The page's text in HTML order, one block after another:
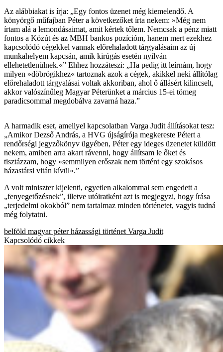
Az alábbiakat is írja: „Egy fontos üzenet még kiemelendő. A
könyörgő műfajban Péter a következőket írta nekem: »Még nem
írtam alá a lemondásaimat, amit kértek tőlem. Nemcsak a pénz miatt
fontos a Közút és az MBH bankos pozícióm, hanem mert ezekhez
kapcsolódó cégekkel vannak előrehaladott tárgyalásaim az új
munkahelyem kapcsán, amik kirúgás esetén nyilván
ellehetetlenülnek.«” Ehhez hozzáteszi: „Ha pedig itt leírnám, hogy
milyen »döbrögikhez« tartoznak azok a cégek, akikkel neki állítólag
előrehaladott tárgyalásai voltak akkoriban, ahol ő állásért kilincselt,
akkor valószínűleg Magyar Péterünket a március 15-ei tömeg
paradicsommal megdobálva zavarná haza.”
A harmadik eset, amellyel kapcsolatban Varga Judit állításokat tesz:
„Amikor Dezső András, a HVG újságírója megkereste Pétert a
rendőrségi jegyzőkönyv ügyében, Péter egy ideges üzenetet küldött
nekem, amiben arra akart rávenni, hogy állítsam le őket és
tisztázzam, hogy »semmilyen erőszak nem történt egy szokásos
házastársi vitán kívül«.”
A volt miniszter kijelenti, egyetlen alkalommal sem engedett a
„fenyegetőzésnek”, illetve utóiratként azt is megjegyzi, hogy írása
„terjedelmi okokból” nem tartalmaz minden történetet, vagyis tudná
még folytatni.
belföld magyar péter házassági történet Varga Judit
Kapcsolódó cikkek